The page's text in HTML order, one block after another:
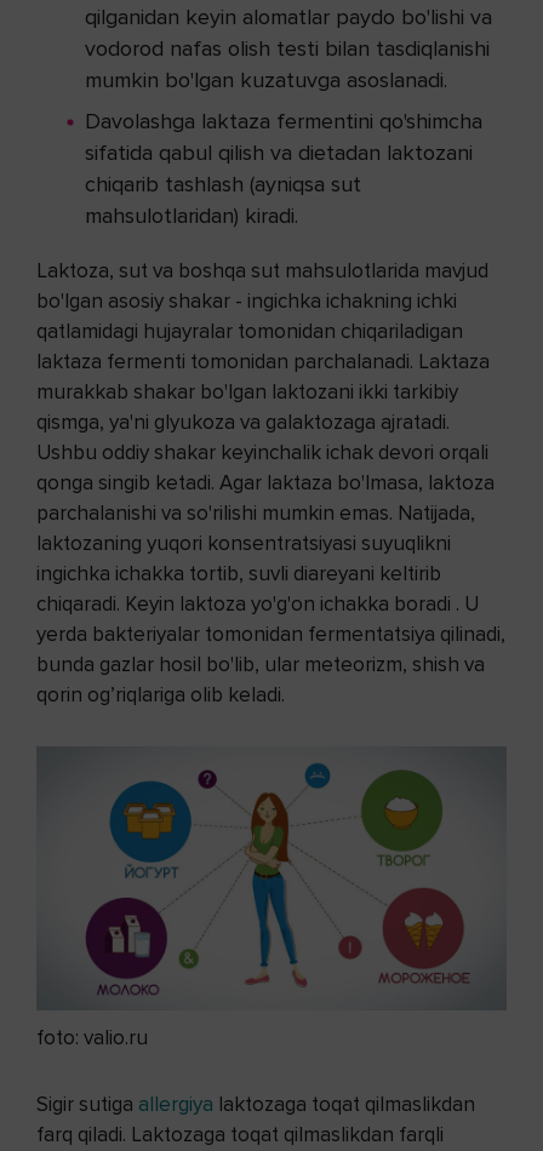
qilganidan keyin alomatlar paydo bo'lishi va
vodorod nafas olish testi bilan tasdiqlanishi
mumkin bo'lgan kuzatuvga asoslanadi.
Davolashga laktaza fermentini qo'shimcha
sifatida qabul qilish va dietadan laktozani
chiqarib tashlash (ayniqsa sut
mahsulotlaridan) kiradi.
Laktoza, sut va boshqa sut mahsulotlarida mavjud
bo'lgan asosiy shakar - ingichka ichakning ichki
qatlamidagi hujayralar tomonidan chiqariladigan
laktaza fermenti tomonidan parchalanadi. Laktaza
murakkab shakar bo'lgan laktozani ikki tarkibiy
qismga, ya'ni glyukoza va galaktozaga ajratadi.
Ushbu oddiy shakar keyinchalik ichak devori orqali
qonga singib ketadi. Agar laktaza bo'lmasa, laktoza
parchalanishi va so'rilishi mumkin emas. Natijada,
laktozaning yuqori konsentratsiyasi suyuqlikni
ingichka ichakka tortib, suvli diareyani keltirib
chiqaradi. Keyin laktoza yo'g'on ichakka boradi . U
yerda bakteriyalar tomonidan fermentatsiya qilinadi,
bunda gazlar hosil bo'lib, ular meteorizm, shish va
qorin og’riqlariga olib keladi.
foto: valio.ru
Sigir sutiga allergiya laktozaga toqat qilmaslikdan
farq qiladi. Laktozaga toqat qilmaslikdan farqli